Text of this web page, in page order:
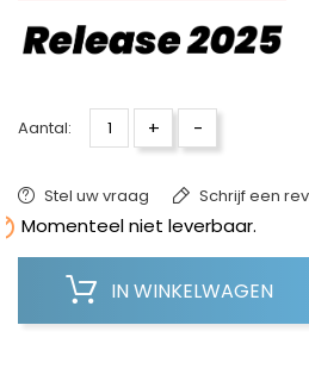
Aantal: + -
Stel uw vraag Schrijf een
Momenteel niet leverbaar.
IN WINKELWAGEN